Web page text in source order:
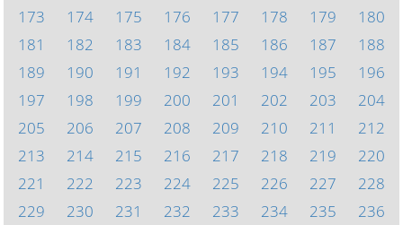
173
174 175 176 177 178 179
180
181
182 183 184 185 186 187
188
189
190 191 192 193 194 195
196
197
198 199 200 201 202 203
204
205
206 207 208 209 210 211
212
213
214 215 216 217 218 219
220
221
222 223 224 225 226 227
228
229
230 231 232 233 234 235
236